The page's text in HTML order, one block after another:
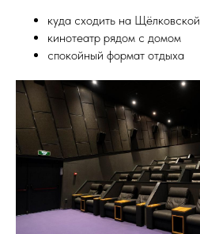
куда сходить на Щёлковской
кинотеатр рядом с домом
спокойный формат отдыха